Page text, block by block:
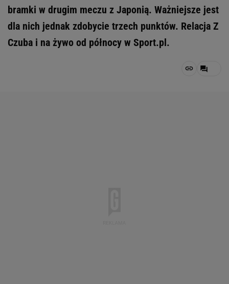
bramki w drugim meczu z Japonią. Ważniejsze jest
dla nich jednak zdobycie trzech punktów. Relacja Z
Czuba i na żywo od północy w Sport.pl.